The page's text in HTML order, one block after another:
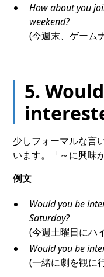
How about you
weekend?
(今週末、ゲーム
5.
少しフォーマルな言
います。「～に興味
例文
Would you be
Saturday?
(今週土曜日にハ
Would you be
(一緒に劇を観に